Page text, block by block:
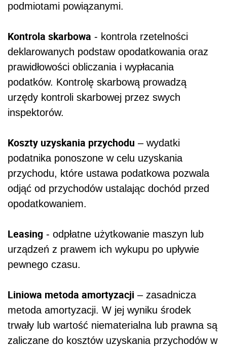
podmiotami powiązanymi.
Kontrola skarbowa - kontrola rzetelności
deklarowanych podstaw opodatkowania oraz
prawidłowości obliczania i wypłacania
podatków. Kontrolę skarbową prowadzą
urzędy kontroli skarbowej przez swych
inspektorów.
Koszty uzyskania przychodu – wydatki
podatnika ponoszone w celu uzyskania
przychodu, które ustawa podatkowa pozwala
odjąć od przychodów ustalając dochód przed
opodatkowaniem.
Leasing - odpłatne użytkowanie maszyn lub
urządzeń z prawem ich wykupu po upływie
pewnego czasu.
Liniowa metoda amortyzacji – zasadnicza
metoda amortyzacji. W jej wyniku środek
trwały lub wartość niematerialna lub prawna są
zaliczane do kosztów uzyskania przychodów w